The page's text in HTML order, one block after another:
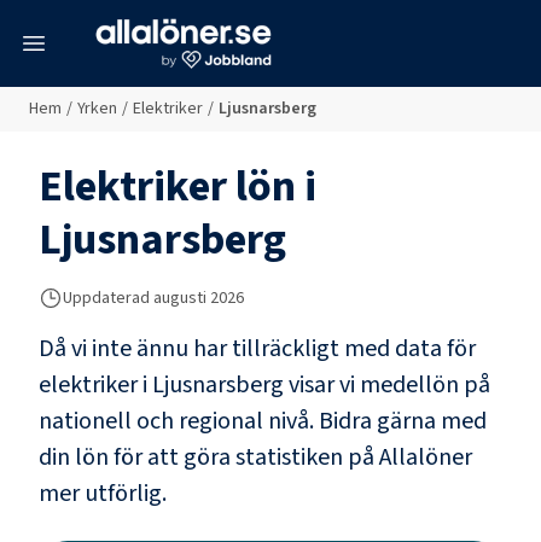
Hem / Yrken / Elektriker / Ljusnarsberg
Elektrikerlön i
Ljusnarsberg
Uppdaterad augusti 2026
Då vi inte ännu har tillräckligt med data för
elektrikeri Ljusnarsbergvisar vi medellön på
nationell och regional nivå. Bidra gärna med
din lön för att göra statistiken på Allalöner
mer utförlig.